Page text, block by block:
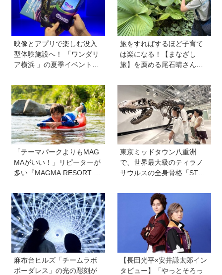
映像とアプリで楽しむ没入
型体験施設へ！ 「ワンダリ
ア横浜 」の夏季イベント
を体験《夏のおでかけ》
旅をすればするほど子育て
は楽になる！【まなざし
旅】を薦める尾石晴さんの
員にならない」「子どもに
役割を与える」がカギ
「テーマパークよりもMAG
MAがいい！」リピーターが
多い『MAGMA RESORT 下
ゾートではない、子どもの
目が輝きだす秘密とは《創
業者 福永祐大さん創業の想
い》
東京ミッドタウン八重洲
で、世界最大級のティラノ
サウルスの全身骨格「STA
DS EXPO 2026 ダイナソー
ラボ」が開催中
麻布台ヒルズ「チームラボ
ボーダレス」の光の彫刻が
【長田光平×安井謙太郎イン
タビュー】「やっとそろっ